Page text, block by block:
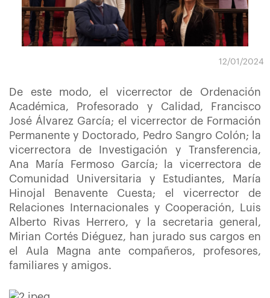
12/01/2024
De este modo, el vicerrector de Ordenación
Académica, Profesorado y Calidad, Francisco
José Álvarez García; el vicerrector de Formación
Permanente y Doctorado, Pedro Sangro Colón; la
vicerrectora de Investigación y Transferencia,
Ana María Fermoso García; la vicerrectora de
Comunidad Universitaria y Estudiantes, María
Hinojal Benavente Cuesta; el vicerrector de
Relaciones Internacionales y Cooperación, Luis
Alberto Rivas Herrero, y la secretaria general,
Mirian Cortés Diéguez, han jurado sus cargos en
el Aula Magna ante compañeros, profesores,
familiares y amigos.